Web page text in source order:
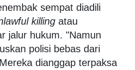
sempat diadili
killing atau
jalur hukum. "Namun
polisi bebas dari
dianggap terpaksa